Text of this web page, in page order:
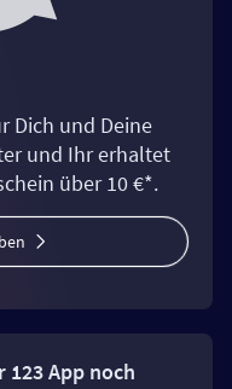
Dich und Deine
und Ihr erhaltet
über 10 €*.
123 App noch